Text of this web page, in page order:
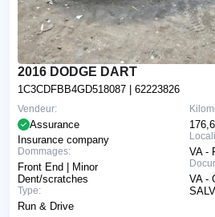
2016 DODGE DART
1C3CDFBB4GD518087 | 62223826
VA -
VA -
Vendeur:
Assurance
Insurance company
Dommages:
Front End | Minor
Dent/scratches
Type:
Run & Drive